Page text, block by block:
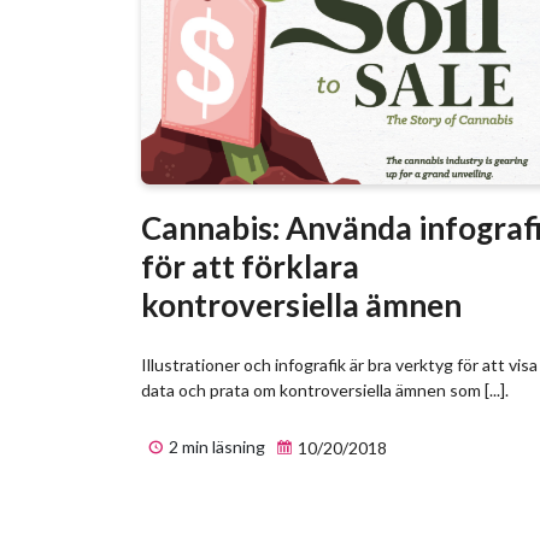
Cannabis: Använda
för att förklara
kontroversiella ämnen
Illustrationer och infografik är bra verktyg för att visa
data och prata om kontroversiella ämnen som [...].
2 min läsning 10/20/2018